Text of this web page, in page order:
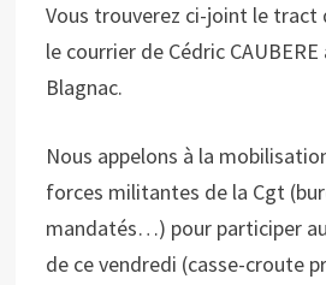
Vous trouverez ci-joint le tract
le courrier de Cédric
Blagnac.
Nous appelons à la
forces militantes de la Cgt
mandatés…) pour participer
de ce vendredi (casse-croute